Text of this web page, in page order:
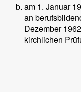
am 1. Januar
an
Dezember
kirchlichen